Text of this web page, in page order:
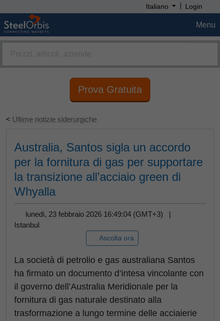
Italiano | Login
Menu
Prova Gratuita
< Ultime notizie siderurgiche
Australia, Santos sigla un accordo
per la fornitura di gas per supportare
la transizione all’acciaio green di
Whyalla
lunedì, 23 febbraio 2026 16:49:04 (GMT+3) |
Istanbul
Ascolta ora
La società di petrolio e gas australiana Santos
ha firmato un documento d’intesa vincolante con
il governo dell’Australia Meridionale per la
fornitura di gas naturale destinato alla
trasformazione a lungo termine delle acciaierie